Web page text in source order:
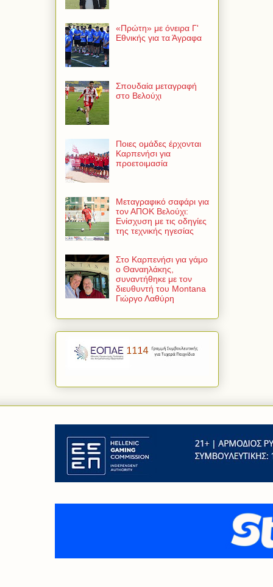
«Πρώτη» με όνειρα Γ'
Εθνικής για τα Άγραφα
Σπουδαία μεταγραφή
στο Βελούχι
Ποιες ομάδες έρχονται
Καρπενήσι για
προετοιμασία
Μεταγραφικό σαφάρι για
τον ΑΠΟΚ Βελούχι:
Ενίσχυση με τις οδηγίες
της τεχνικής ηγεσίας
Στο Καρπενήσι για γάμο
ο Θαναηλάκης,
συναντήθηκε με τον
διευθυντή του Montana
Γιώργο Λαθύρη